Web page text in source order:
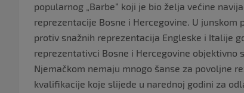
popularnog „Barbe“ koji je bio želja većine
reprezentacije Bosne i Hercegovine. U
protiv snažnih reprezentacija Engleske i Italije
reprezentativci Bosne i Hercegovine objektivno
Njemačkom nemaju mnogo šanse za povoljne
kvalifikacije koje slijede u narednoj godini za